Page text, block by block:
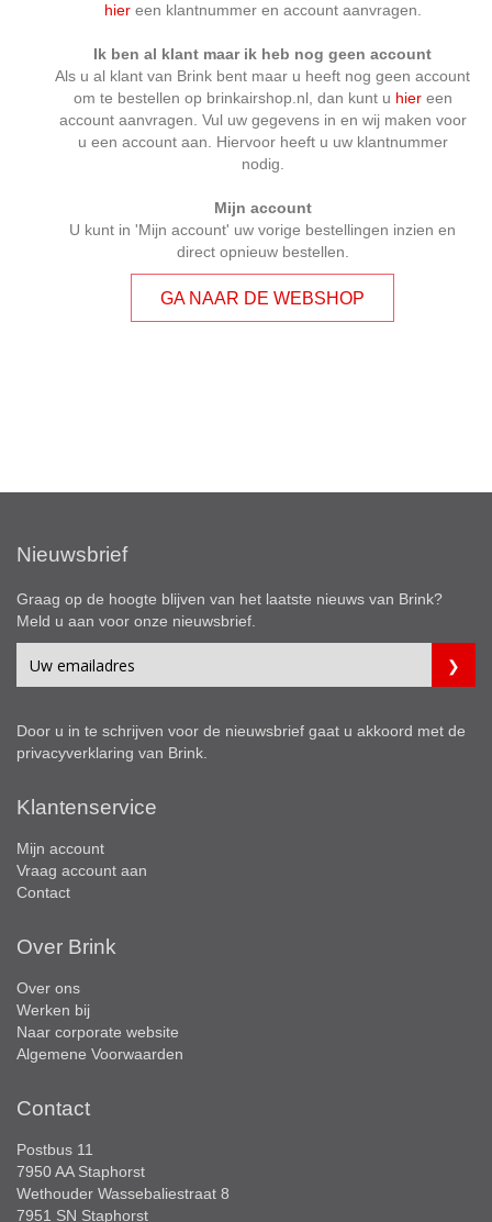
hiereen klantnummer en account aanvragen.
Ik ben al klant maar ik heb nog geen account
Als u al klant van Brink bent maar u heeft nog geen account
om te bestellen op brinkairshop.nl, dan kunt u hiereen
account aanvragen. Vul uw gegevens in en wij maken voor
u een account aan. Hiervoor heeft u uw klantnummer
nodig.
Mijn account
U kunt in 'Mijn account' uw vorige bestellingen inzien en
direct opnieuw bestellen.
GA NAAR DE WEBSHOP
Nieuwsbrief
Graag op de hoogte blijven van het laatste nieuws van Brink?
Meld u aan voor onze nieuwsbrief.
Door u in te schrijven voor de nieuwsbrief gaat u akkoord met de
privacyverklaring van Brink.
Klantenservice
Mijn account
Vraag account aan
Contact
Over Brink
Over ons
Werken bij
Naar corporate website
Algemene Voorwaarden
Contact
Postbus 11
7950 AA Staphorst
Wethouder Wassebaliestraat 8
7951 SN Staphorst